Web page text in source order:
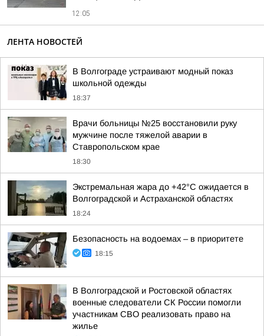
12:05
ЛЕНТА НОВОСТЕЙ
В Волгограде устраивают модный показ
школьной одежды
18:37
Врачи больницы №25 восстановили руку
мужчине после тяжелой аварии в
Ставропольском крае
18:30
Экстремальная жара до +42°C ожидается в
Волгоградской и Астраханской областях
18:24
Безопасность на водоемах – в приоритете
18:15
В Волгоградской и Ростовской областях
военные следователи СК России помогли
участникам СВО реализовать право на
жилье